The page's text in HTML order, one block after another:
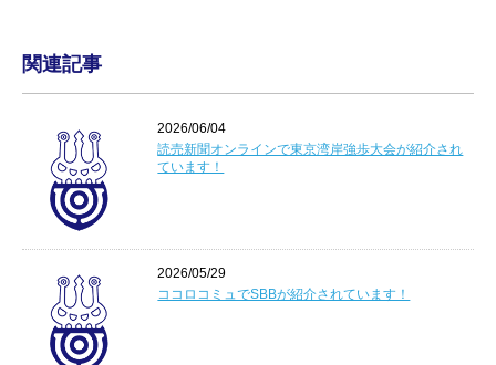
関連記事
2026/06/04
読売新聞オンラインで東京湾岸強歩大会が紹介され
ています！
2026/05/29
ココロコミュでSBBが紹介されています！